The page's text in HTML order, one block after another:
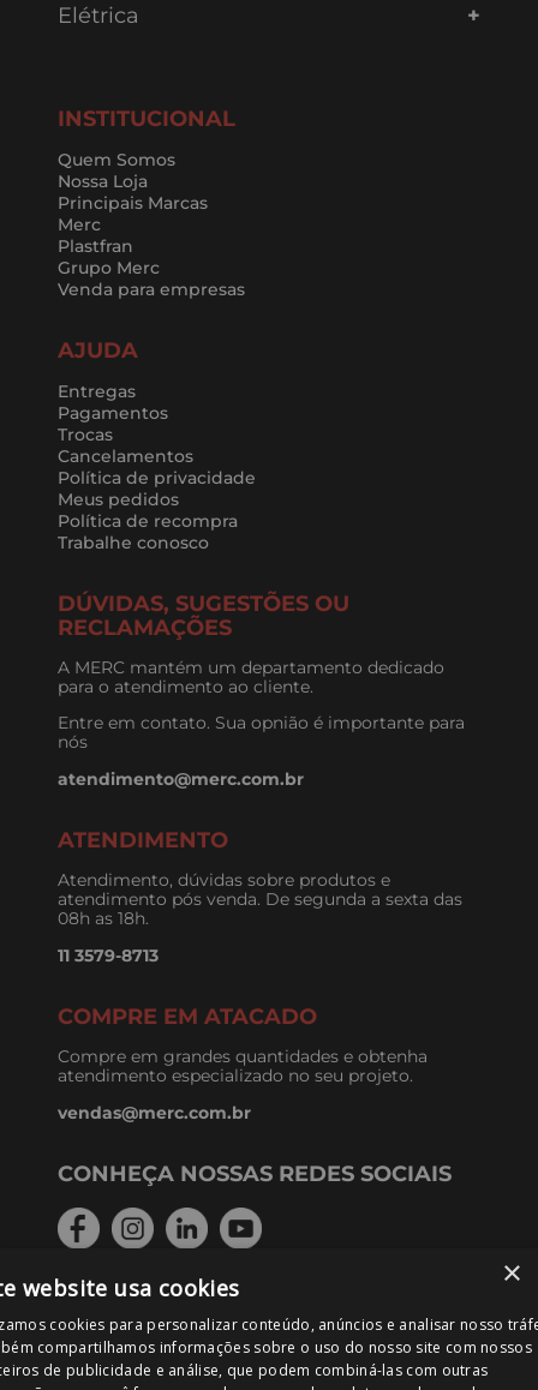
Elétrica
INSTITUCIONAL
Quem Somos
Nossa Loja
Principais Marcas
Merc
Plastfran
Grupo Merc
Venda para empresas
AJUDA
Entregas
Pagamentos
Trocas
Cancelamentos
Política de privacidade
Meus pedidos
Política de recompra
Trabalhe conosco
DÚVIDAS, SUGESTÕES OU
RECLAMAÇÕES
A MERC mantém um departamento dedicado
para o atendimento ao cliente.
Entre em contato. Sua opnião é importante para
nós
atendimento@merc.com.br
ATENDIMENTO
Atendimento, dúvidas sobre produtos e
atendimento pós venda. De segunda a sexta das
08h as 18h.
11 3579-8713
COMPRE EM ATACADO
Compre em grandes quantidades e obtenha
atendimento especializado no seu projeto.
vendas@merc.com.br
CONHEÇA NOSSAS REDES SOCIAIS
×
website usa cookies
cookies para personalizar conteúdo, anúncios e analisar nosso
compartilhamos informações sobre o uso do nosso site com nossos
de publicidade e análise, que podem combiná-las com outras